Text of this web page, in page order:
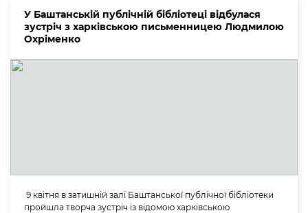
У Баштанській публічній бібліотеці відбулася
зустріч з харківською письменницею Людмилою
Охріменко
9 квітня в затишній залі Баштанської публічної бібліотеки
пройшла творча зустріч із відомою харківською